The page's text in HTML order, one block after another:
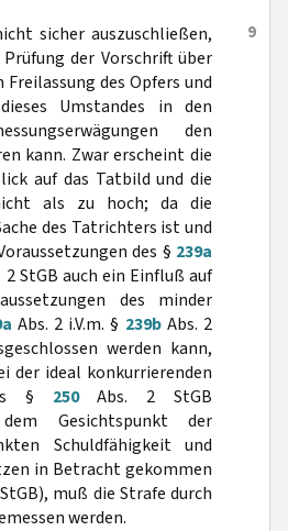
9
sicher auszuschließen,
der Vorschrift über
des Opfers und
Umstandes in den
den
kann. Zwar erscheint die
auf das Tatbild und die
als zu hoch; da die
des Tatrichters ist und
des § 239a
2 StGB auch ein Einfluß auf
des minder
Abs. 2 i.V.m. § 239bAbs. 2
werden kann,
der ideal konkurrierenden
§ 250Abs. 2 StGB
Gesichtspunkt der
Schuldfähigkeit und
in Betracht gekommen
muß die Strafe durch
werden.